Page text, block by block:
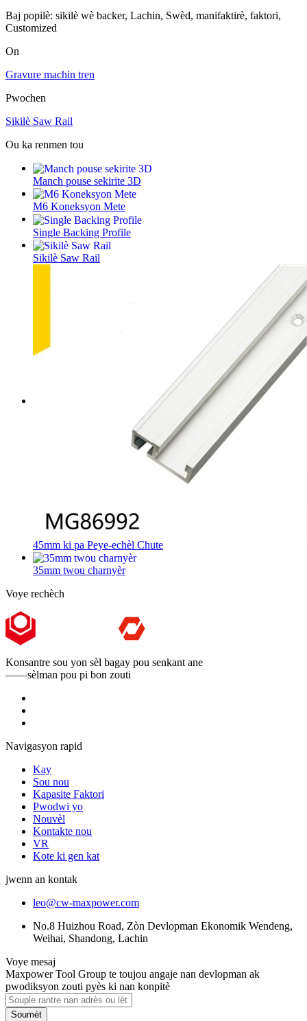
Baj popilè: sikilè wè backer, Lachin, Swèd, manifaktirè, faktori,
Customized
On
Gravure machin tren
Pwochen
Sikilè Saw Rail
Ou ka renmen tou
Manch pouse sekirite 3D
M6 Koneksyon Mete
Single Backing Profile
Sikilè Saw Rail
45mm ki pa Peye-echèl Chute
35mm twou charnyèr
Voye rechèch
Konsantre sou yon sèl bagay pou senkant ane
——sèlman pou pi bon zouti
Navigasyon rapid
Kay
Sou nou
Kapasite Faktori
Pwodwi yo
Nouvèl
Kontakte nou
VR
Kote ki gen kat
jwenn an kontak
leo@cw-maxpower.com
No.8 Huizhou Road, Zòn Devlopman Ekonomik Wendeng,
Weihai, Shandong, Lachin
Voye mesaj
Maxpower Tool Group te toujou angaje nan devlopman ak
pwodiksyon zouti pyès ki nan konpitè
Soumèt